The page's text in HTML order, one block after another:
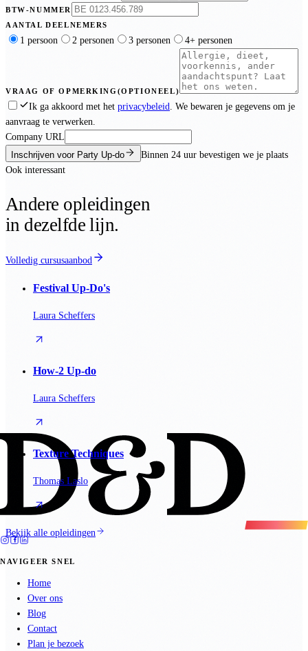
BTW-NUMMER
AANTAL DEELNEMERS
1 persoon 2 personen 3 personen 4+ personen
VRAAG OF OPMERKING(OPTIONEEL)
Ik ga akkoord met het privacybeleid. We bewaren je gegevens om je
aanvraag te verwerken.
Company URL
Inschrijven voor Party Up-do
Binnen 24 uur bevestigen we je plaats
Ook interessant
Andere opleidingen
in dezelfde lijn.
Volledig cursusaanbod
Festival Up-Do's
Laura Scheffers
How-2 Up-do
Laura Scheffers
Texture Techniques
Thomas Laslo
Bekijk alle opleidingen
NAVIGEER SNEL
Home
Over ons
Blog
Contact
Plan je bezoek